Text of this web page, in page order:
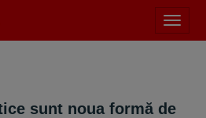
meniu
sunt noua formă de